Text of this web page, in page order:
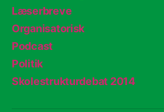
Læserbreve
Organisatorisk
Podcast
Politik
Skolestrukturdebat 2014